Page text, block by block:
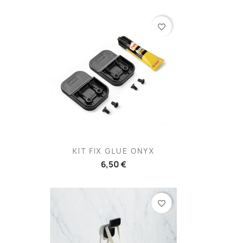
KIT FIX GLUE ONYX
6,50 €
favorite_border
favorite_border